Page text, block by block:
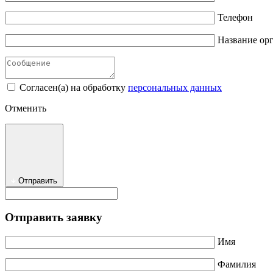
Телефон
Название
Согласен(а) на обработку персональных данных
Отменить
Отправить
Отправить заявку
Имя
Фамилия